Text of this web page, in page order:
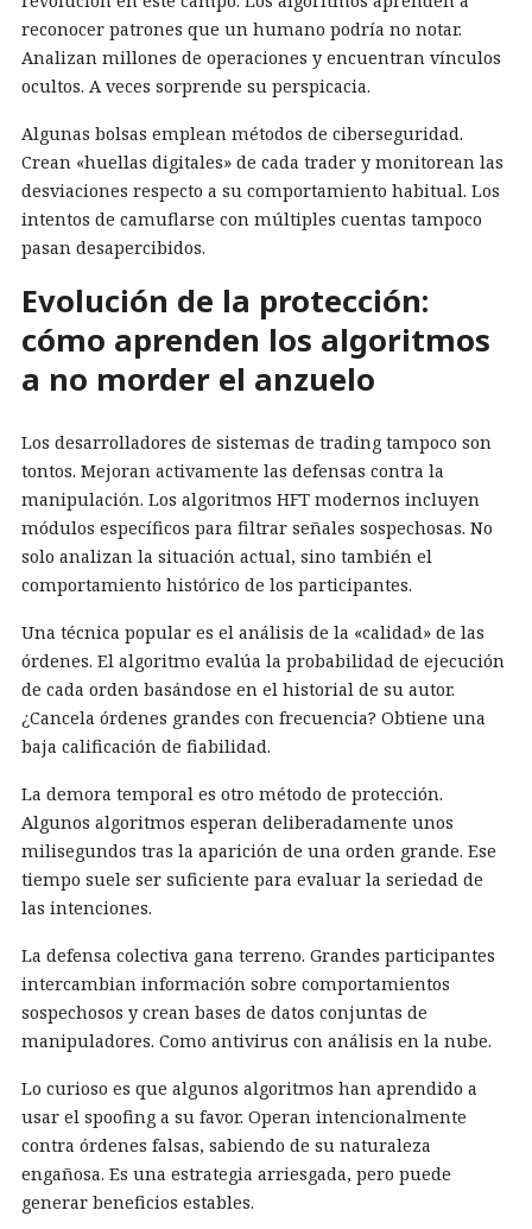
reconocer patrones que un humano podría no notar.
Analizan millones de operaciones y encuentran vínculos
ocultos. A veces sorprende su perspicacia.
Algunas bolsas emplean métodos de ciberseguridad.
Crean «huellas digitales» de cada trader y monitorean las
desviaciones respecto a su comportamiento habitual. Los
intentos de camuflarse con múltiples cuentas tampoco
pasan desapercibidos.
Evolución de la protección:
cómo aprenden los algoritmos
a no morder el anzuelo
Los desarrolladores de sistemas de trading tampoco son
tontos. Mejoran activamente las defensas contra la
manipulación. Los algoritmos HFT modernos incluyen
módulos específicos para filtrar señales sospechosas. No
solo analizan la situación actual, sino también el
comportamiento histórico de los participantes.
Una técnica popular es el análisis de la «calidad» de las
órdenes. El algoritmo evalúa la probabilidad de ejecución
de cada orden basándose en el historial de su autor.
¿Cancela órdenes grandes con frecuencia? Obtiene una
baja calificación de fiabilidad.
La demora temporal es otro método de protección.
Algunos algoritmos esperan deliberadamente unos
milisegundos tras la aparición de una orden grande. Ese
tiempo suele ser suficiente para evaluar la seriedad de
las intenciones.
La defensa colectiva gana terreno. Grandes participantes
intercambian información sobre comportamientos
sospechosos y crean bases de datos conjuntas de
manipuladores. Como antivirus con análisis en la nube.
Lo curioso es que algunos algoritmos han aprendido a
usar el spoofing a su favor. Operan intencionalmente
contra órdenes falsas, sabiendo de su naturaleza
engañosa. Es una estrategia arriesgada, pero puede
generar beneficios estables.